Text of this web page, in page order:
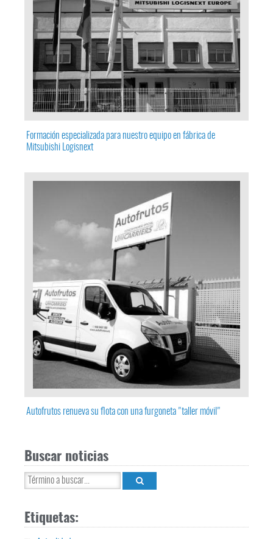
Formación especializada para nuestro equipo en fábrica de
Mitsubishi Logisnext
Autofrutos renueva su flota con una furgoneta "taller móvil"
Buscar noticias
Etiquetas: